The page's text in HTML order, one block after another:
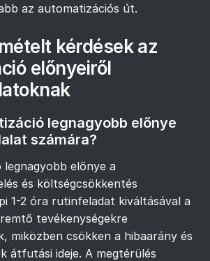
az automatizációs út.
kérdések az
előnyeiről
legnagyobb előnye
számára?
előnye a
és költségcsökkentés
1-2 óra rutinfeladat kiváltásával a
tevékenységekre
miközben csökken a hibaarány és
átfutási ideje. A megtérülés